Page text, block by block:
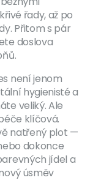
řady, až po
Přitom s pár
doslova
není jenom
hygienisté a
veliký. Ale
klíčová.
natřený plot —
dokonce
jídel a
úsměv